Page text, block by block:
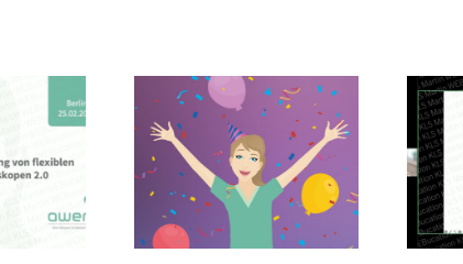
Awenja
ganz
stolz
KLS Martin
Group –
Yasmin Poppe
mit der
Fortsetzung